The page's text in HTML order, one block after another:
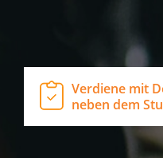
Verdiene mit
neben dem